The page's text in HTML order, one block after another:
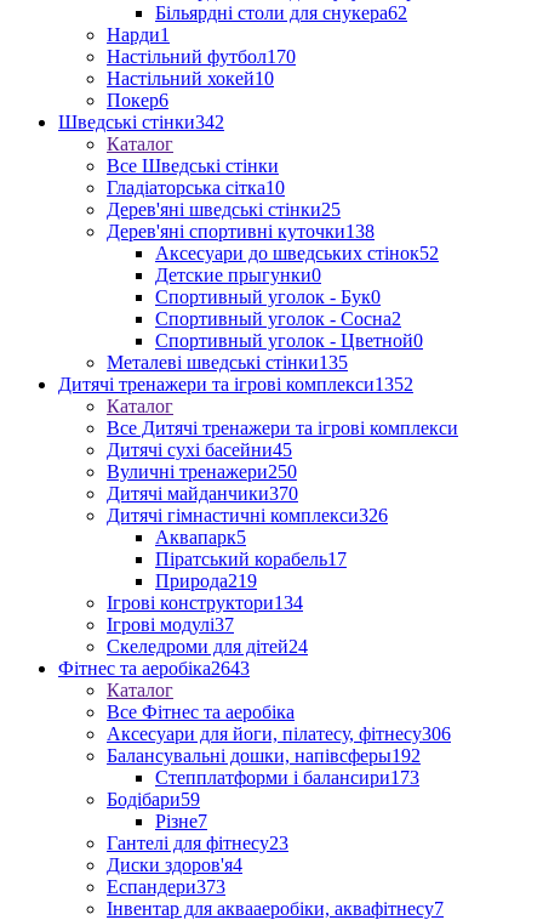
Більярдні столи для снукера62
Нарди1
Настільний футбол170
Настільний хокей10
Покер6
Шведські стінки342
Каталог
Все Шведські стінки
Гладіаторська сітка10
Дерев'яні шведські стінки25
Дерев'яні спортивні куточки138
Аксесуари до шведських стінок52
Детские прыгунки0
Спортивный уголок - Бук0
Спортивный уголок - Сосна2
Спортивный уголок - Цветной0
Металеві шведські стінки135
Дитячі тренажери та ігрові комплекси1352
Каталог
Все Дитячі тренажери та ігрові комплекси
Дитячі сухі басейни45
Вуличні тренажери250
Дитячі майданчики370
Дитячі гімнастичні комплекси326
Аквапарк5
Піратський корабель17
Природа219
Ігрові конструктори134
Ігрові модулі37
Скеледроми для дітей24
Фітнес та аеробіка2643
Каталог
Все Фітнес та аеробіка
Аксесуари для йоги, пілатесу, фітнесу306
Балансувальні дошки, напівсферы192
Степплатформи і балансири173
Бодібари59
Різне7
Гантелі для фітнесу23
Диски здоров'я4
Еспандери373
Інвентар для аквааеробіки, аквафітнесу7